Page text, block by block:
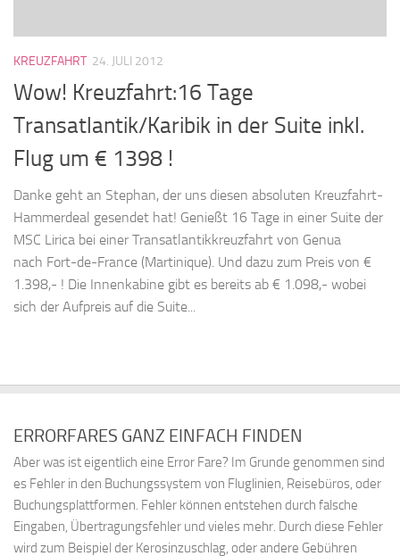
KREUZFAHRT 24. JULI 2012
Wow! Kreuzfahrt:16 Tage
Transatlantik/Karibik in der Suite inkl.
Flug um € 1398 !
Danke geht an Stephan, der uns diesen absoluten Kreuzfahrt-
Hammerdeal gesendet hat! Genießt 16 Tage in einer Suite der
MSC Lirica bei einer Transatlantikkreuzfahrt von Genua
nach Fort-de-France (Martinique). Und dazu zum Preis von €
1.398,- ! Die Innenkabine gibt es bereits ab € 1.098,- wobei
sich der Aufpreis auf die Suite...
ERRORFARES GANZ EINFACH FINDEN
Aber was ist eigentlich eine Error Fare? Im Grunde genommen sind
es Fehler in den Buchungssystem von Fluglinien, Reisebüros, oder
Buchungsplattformen. Fehler können entstehen durch falsche
Eingaben, Übertragungsfehler und vieles mehr. Durch diese Fehler
wird zum Beispiel der Kerosinzuschlag, oder andere Gebühren